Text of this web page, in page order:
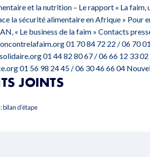
et la nutrition – Le rapport « La faim,
la sécurité alimentaire en Afrique » Pour
« Le business de la faim » Contacts
01 70 84 72 22 / 06 70
01 44 82 80 67 / 06 66 12 33
01 56 98 24 45 / 06 30 46 66 04
JOINTS
bilan d’étape